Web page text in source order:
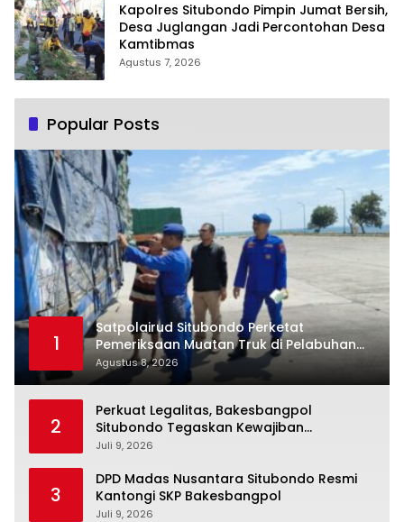
Kapolres Situbondo Pimpin Jumat Bersih,
Desa Juglangan Jadi Percontohan Desa
Kamtibmas
Agustus 7, 2026
Popular Posts
1
Satpolairud Situbondo Perketat
Pemeriksaan Muatan Truk di Pelabuhan
Jangkar
Agustus 8, 2026
2
Perkuat Legalitas, Bakesbangpol
Situbondo Tegaskan Kewajiban
Pendataan SKP bagi Ormas dan LSM
Juli 9, 2026
3
DPD Madas Nusantara Situbondo Resmi
Kantongi SKP Bakesbangpol
Juli 9, 2026